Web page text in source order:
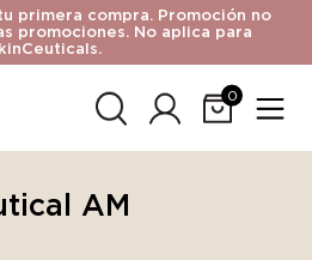
primera compra. Promoción no
promociones. No aplica para
0
AM